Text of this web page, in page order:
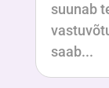
suunab
saab...